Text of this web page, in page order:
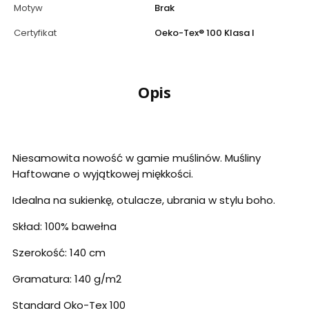
Motyw
Brak
Certyfikat
Oeko-Tex® 100 Klasa I
Opis
Niesamowita nowość w gamie muślinów. Muśliny
Haftowane o wyjątkowej miękkości.
Idealna na sukienkę, otulacze, ubrania w stylu boho.
Skład: 100% bawełna
Szerokość: 140 cm
Gramatura: 140 g/m2
Standard Oko-Tex 100